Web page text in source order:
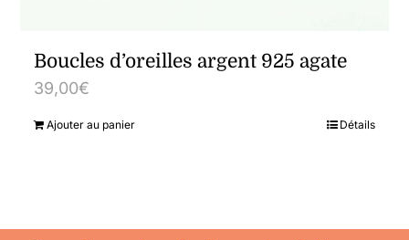
Boucles d’oreilles argent 925 agate
39,00€
Ajouter au panier Détails